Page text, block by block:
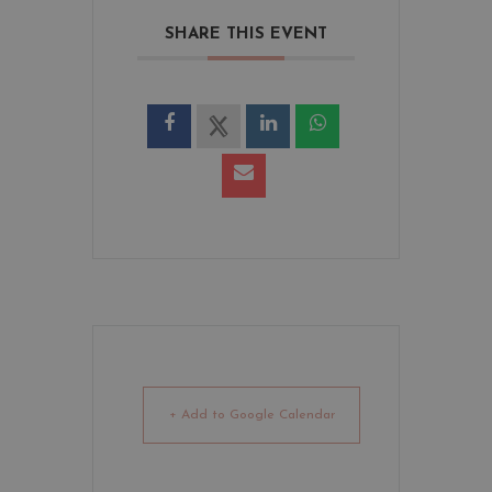
SHARE THIS EVENT
+ Add to Google Calendar